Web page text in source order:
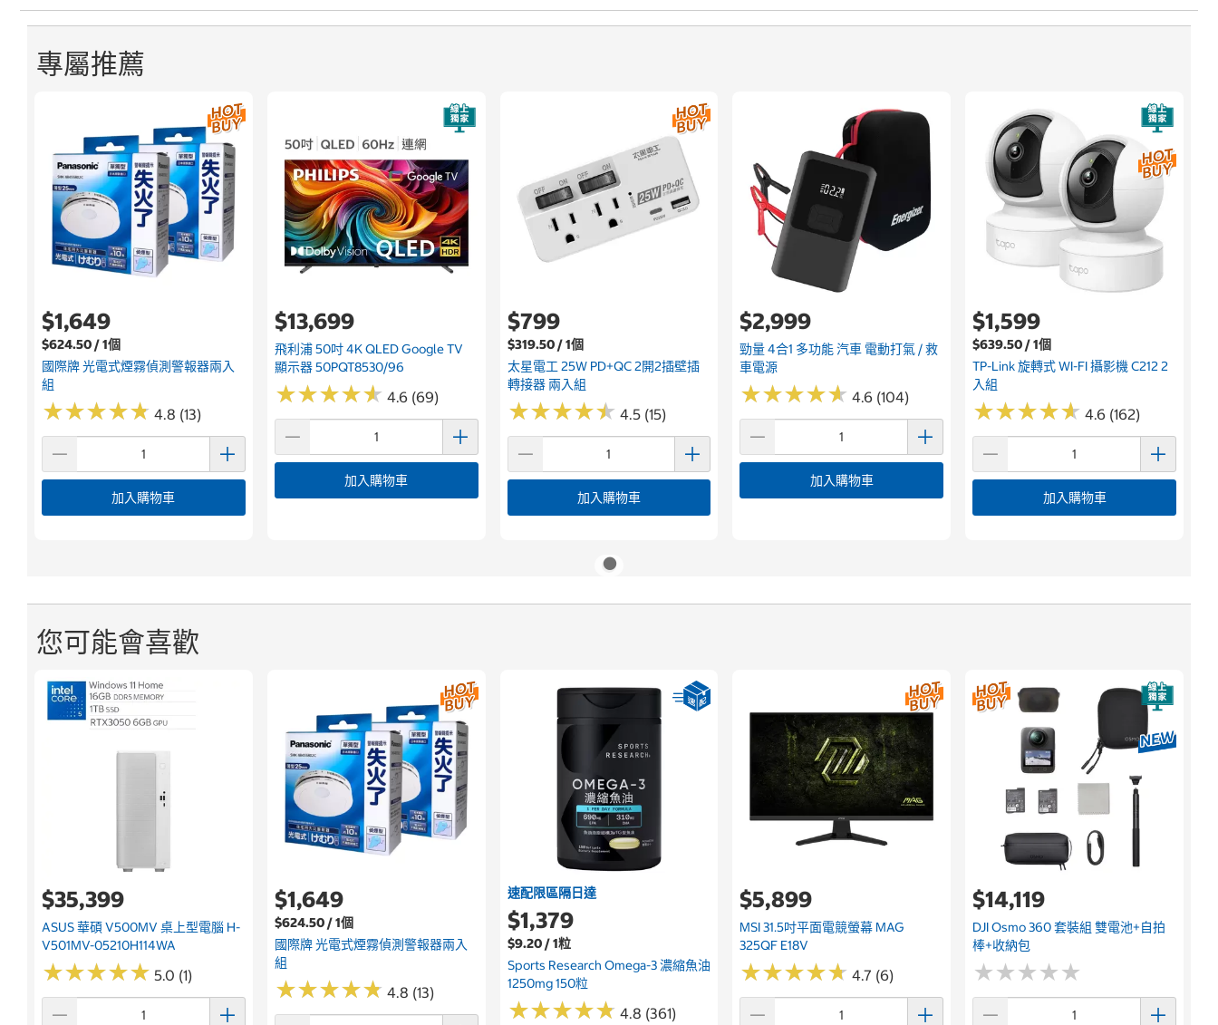
專屬推薦
$1,649
$624.50 / 1個
國際牌 光電式煙霧偵測警報器兩入
組
★★★★★
★★★★★ 4.8 (13)
加入購物車
$13,699
飛利浦 50吋 4K QLED Google TV
顯示器 50PQT8530/96
★★★★★
★★★★★ 4.6 (69)
加入購物車
$799
$319.50 / 1個
太星電工 25W PD+QC 2開2插壁插
轉接器 兩入組
★★★★★
★★★★★ 4.5 (15)
加入購物車
$2,999
勁量 4合1 多功能 汽車 電動打氣 / 救
車電源
★★★★★
★★★★★ 4.6 (104)
加入購物車
$1,599
$639.50 / 1個
TP-Link 旋轉式 WI-FI 攝影機 C212 2
入組
★★★★★
★★★★★ 4.6 (162)
加入購物車
您可能會喜歡
$35,399
ASUS 華碩 V500MV 桌上型電腦 H-
V501MV-05210H114WA
★★★★★
★★★★★ 5.0 (1)
$1,649
$624.50 / 1個
國際牌 光電式煙霧偵測警報器兩入
組
★★★★★
★★★★★ 4.8 (13)
速配限區隔日達
$1,379
$9.20 / 1粒
Sports Research Omega-3 濃縮魚油
1250mg 150粒
★★★★★
★★★★★ 4.8 (361)
$5,899
MSI 31.5吋平面電競螢幕 MAG
325QF E18V
★★★★★
★★★★★ 4.7 (6)
$14,119
DJI Osmo 360 套裝組 雙電池+自拍
棒+收納包
★★★★★
★★★★★